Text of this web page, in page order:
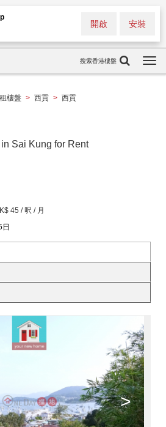
安裝
開啟
搜索香港樓盤
樓盤 > 西貢 > 西貢
Sai Kung for Rent
45 / 呎 / 月
>